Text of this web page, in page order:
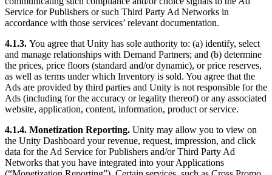
Service for Publishers or such Third Party Ad Networks in
accordance with those services’ relevant documentation.
4.1.3. You agree that Unity has sole authority to: (a) identify, select
and manage relationships with Demand Partners; and (b) determine
the prices, price floors (standard and/or dynamic), or price reserves,
as well as terms under which Inventory is sold. You agree that the
Ads are provided by third parties and Unity is not responsible for the
Ads (including for the accuracy or legality thereof) or any associated
website, application, content, information, product or service.
4.1.4. Monetization Reporting. Unity may allow you to view on
the Unity Dashboard your revenue, request, impression, and click
data for the Ad Service for Publishers and/or Third Party Ad
Networks that you have integrated into your Applications